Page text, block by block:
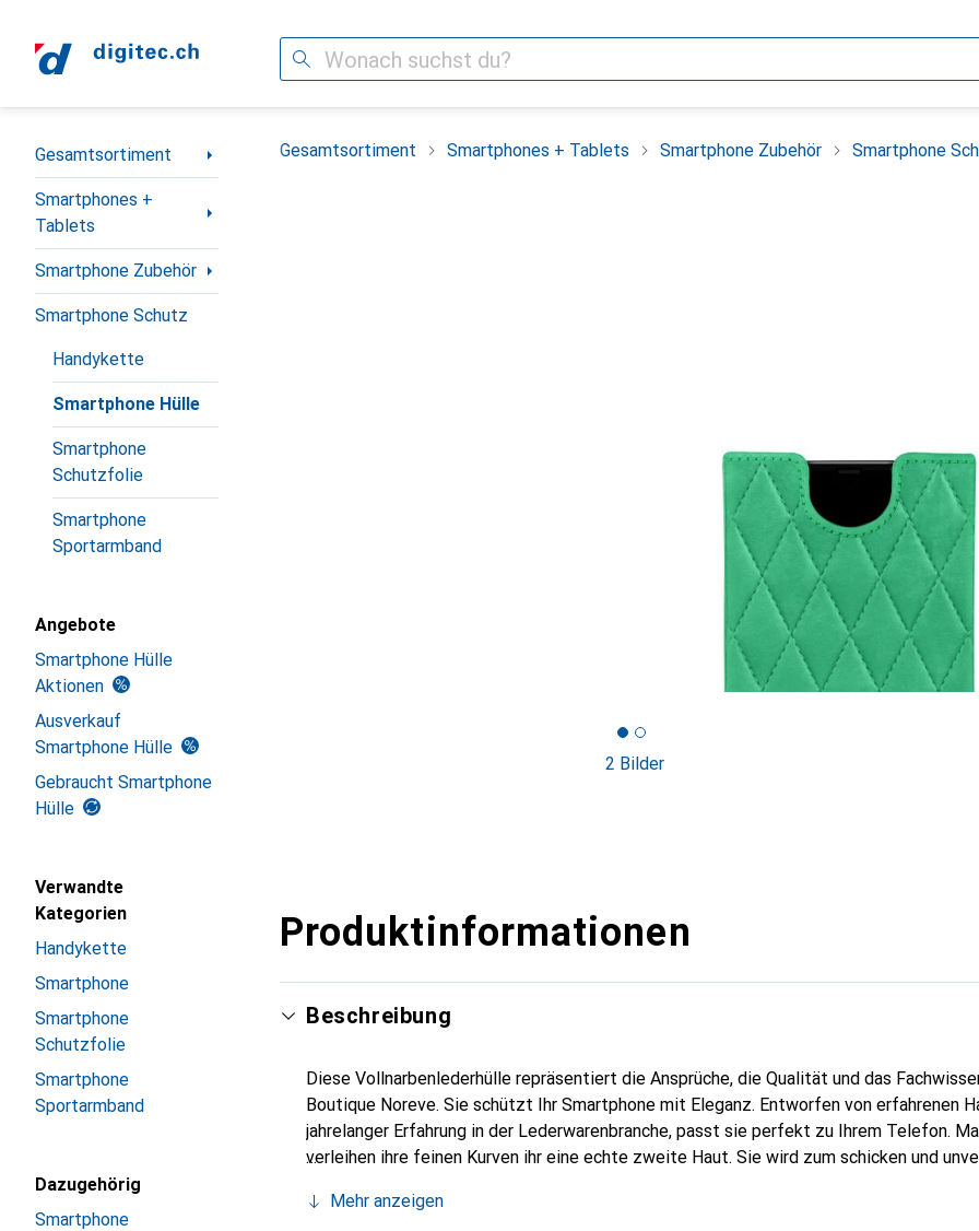
Suche
Navigation nach Kategorien
Gesamtsortiment
Smartphones +
Tablets
Smartphone Zubehör
Smartphone Schutz
Handykette
Smartphone Hülle
Smartphone
Schutzfolie
Smartphone
Sportarmband
Angebote
Smartphone Hülle
Aktionen
Ausverkauf
Smartphone Hülle
Gebraucht Smartphone
Hülle
Verwandte
Kategorien
Handykette
Smartphone
Smartphone
Schutzfolie
Smartphone
Sportarmband
Dazugehörig
Smartphone
Gesamtsortiment Smartphones + Tablets Smartphone Zubehör Smartphone
2 Bilder
Produktinformationen
Beschreibung
Diese Vollnarbenlederhülle repräsentiert die Ansprüche, die Qualität und das
Boutique Noreve. Sie schützt Ihr Smartphone mit Eleganz. Entworfen von erfahrenen
jahrelanger Erfahrung in der Lederwarenbranche, passt sie perfekt zu Ihrem Telefon.
verleihen ihre feinen Kurven ihr eine echte zweite Haut. Sie wird zum schicken und
eine zuverlässige Wahl für eine anspruchsvolle Kundschaft.
Mehr anzeigen